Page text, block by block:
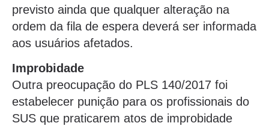
previsto ainda que qualquer alteração na
ordem da fila de espera deverá ser informada
aos usuários afetados.
Improbidade
Outra preocupação do PLS 140/2017 foi
estabelecer punição para os profissionais do
SUS que praticarem atos de improbidade